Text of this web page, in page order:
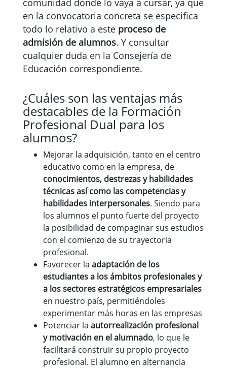
comunidad donde lo vaya a cursar, ya que
en la convocatoria concreta se especifica
todo lo relativo a este proceso de
admisión de alumnos. Y consultar
cualquier duda en la Consejería de
Educación correspondiente.
¿Cuáles son las ventajas más
destacables de la Formación
Profesional Dual para los
alumnos?
Mejorar la adquisición, tanto en el centro
educativo como en la empresa, de
conocimientos, destrezas y habilidades
técnicas así como las competencias y
habilidades interpersonales. Siendo para
los alumnos el punto fuerte del proyecto
la posibilidad de compaginar sus estudios
con el comienzo de su trayectoria
profesional.
Favorecer la adaptación de los
estudiantes a los ámbitos profesionales y
a los sectores estratégicos empresariales
en nuestro país, permitiéndoles
experimentar más horas en las empresas
Potenciar la autorrealización profesional
y motivación en el alumnado, lo que le
facilitará construir su propio proyecto
profesional. El alumno en alternancia